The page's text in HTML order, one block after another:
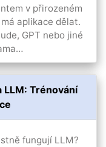
v přirozeném
aplikace dělat.
GPT nebo jiné
LLM: Trénování
fungují LLM?